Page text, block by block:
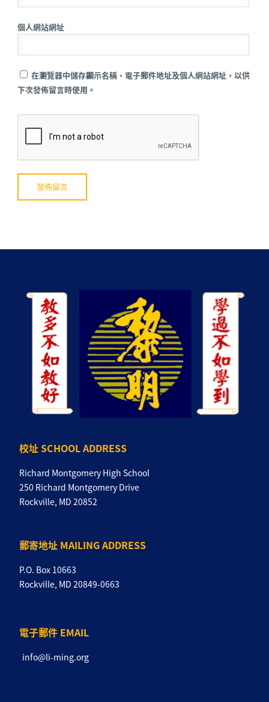
個人網站網址
在瀏覽器中儲存顯示名稱、電子郵件地址及個人網站網址，以供
下次發佈留言時使用。
校址 SCHOOL ADDRESS
Richard Montgomery High School
250 Richard Montgomery Drive
Rockville, MD 20852
郵寄地址 MAILING ADDRESS
P.O. Box 10663
Rockville, MD 20849-0663
電子郵件 EMAIL
info@li-ming.org